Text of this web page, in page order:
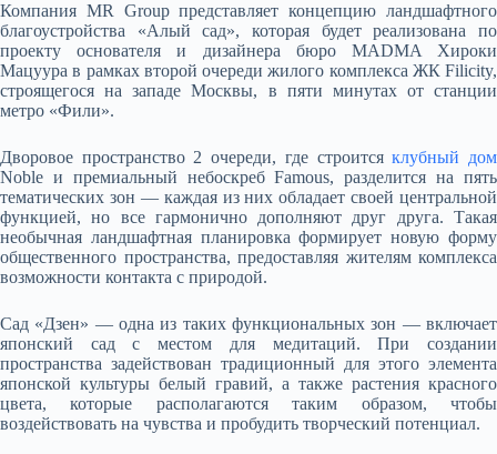
Компания MR Group представляет концепцию ландшафтного
благоустройства «Алый сад», которая будет реализована по
проекту основателя и дизайнера бюро MADMA Хироки
Мацуура в рамках второй очереди жилого комплекса ЖК Filicity,
строящегося на западе Москвы, в пяти минутах от станции
метро «Фили».
Дворовое пространство 2 очереди, где строитсяклубный дом
Noble и премиальный небоскреб Famous, разделится на пять
тематических зон — каждая из них обладает своей центральной
функцией, но все гармонично дополняют друг друга. Такая
необычная ландшафтная планировка формирует новую форму
общественного пространства, предоставляя жителям комплекса
возможности контакта с природой.
Сад «Дзен» — одна из таких функциональных зон — включает
японский сад с местом для медитаций. При создании
пространства задействован традиционный для этого элемента
японской культуры белый гравий, а также растения красного
цвета, которые располагаются таким образом, чтобы
воздействовать на чувства и пробудить творческий потенциал.